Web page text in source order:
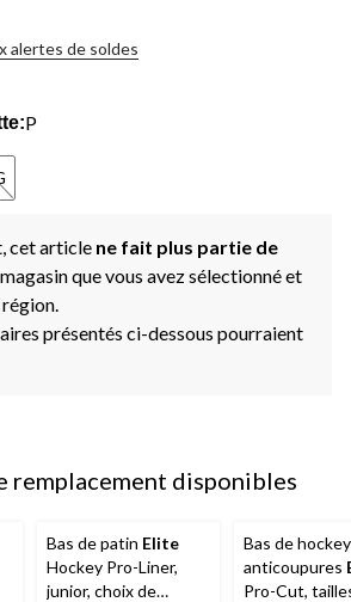
alertes de soldes
P
cet article ne fait plus partie de
que vous avez sélectionné et
présentés ci-dessous pourraient
remplacement disponibles
Bas de patin Elite
Hockey Pro-Liner,
junior, choix de
Bas de hockey
anticoupures
Pro-Cut,